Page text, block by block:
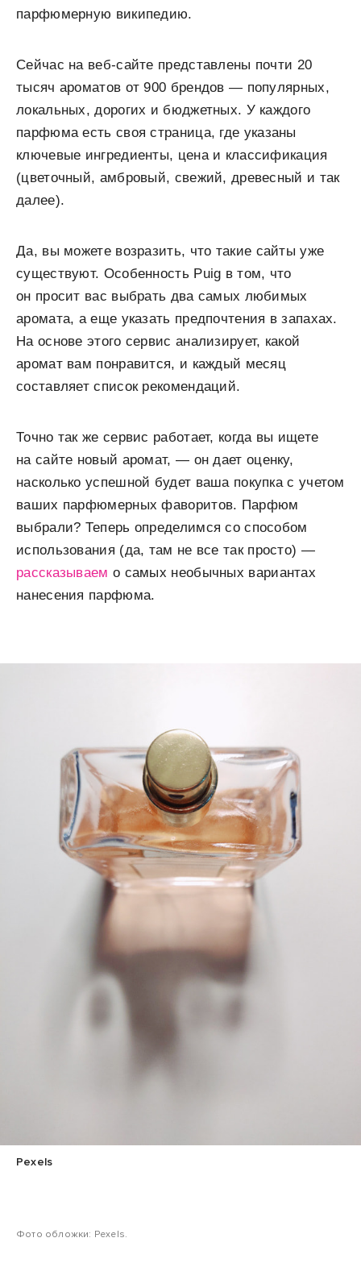
парфюмерную википедию.
Сейчас на веб-сайте представлены почти 20
тысяч ароматов от 900 брендов — популярных,
локальных, дорогих и бюджетных. У каждого
парфюма есть своя страница, где указаны
ключевые ингредиенты, цена и классификация
(цветочный, амбровый, свежий, древесный и так
далее).
Да, вы можете возразить, что такие сайты уже
существуют. Особенность Puig в том, что
он просит вас выбрать два самых любимых
аромата, а еще указать предпочтения в запахах.
На основе этого сервис анализирует, какой
аромат вам понравится, и каждый месяц
составляет список рекомендаций.
Точно так же сервис работает, когда вы ищете
на сайте новый аромат, — он дает оценку,
насколько успешной будет ваша покупка с учетом
ваших парфюмерных фаворитов. Парфюм
выбрали? Теперь определимся со способом
использования (да, там не все так просто) —
рассказываем о самых необычных вариантах
нанесения парфюма.
Pexels
Фото обложки: Pexels.